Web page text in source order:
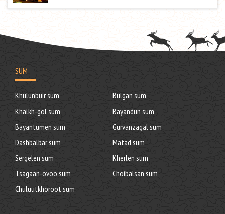
SUM
Khulunbuir sum
Bulgan sum
Khalkh-gol sum
Bayandun sum
Bayantumen sum
Gurvanzagal sum
Dashbalbar sum
Matad sum
Sergelen sum
Kherlen sum
Tsagaan-ovoo sum
Choibalsan sum
Chuluutkhoroot sum